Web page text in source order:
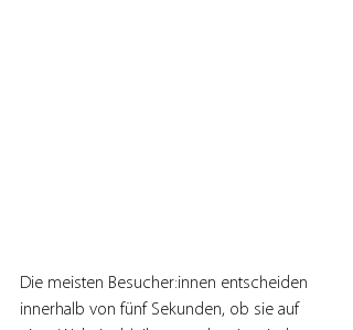
Die meisten Besucher:innen entscheiden
innerhalb von fünf Sekunden, ob sie auf